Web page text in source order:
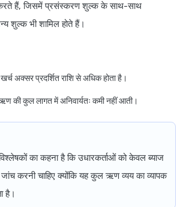
करते हैं, जिसमें प्रसंस्करण शुल्क के साथ-साथ
शुल्क भी शामिल होते हैं।
अक्सर प्रदर्शित राशि से अधिक होता है।
की कुल लागत में अनिवार्यतः कमी नहीं आती।
विश्लेषकों का कहना है कि उधारकर्ताओं को केवल ब्याज
करनी चाहिए क्योंकि यह कुल ऋण व्यय का व्यापक
है।